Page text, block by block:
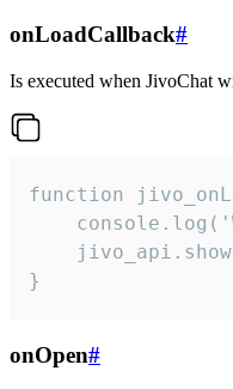
onLoadCallback#
Is executed when JivoChat
function
}
onOpen#